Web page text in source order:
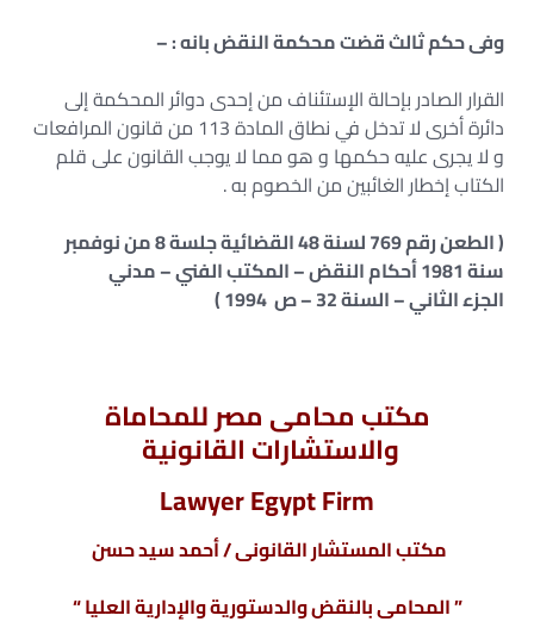
وفى حكم ثالث قضت محكمة النقض بانه : –
القرار الصادر بإحالة الإستئناف من إحدى دوائر المحكمة إلى
دائرة أخرى لا تدخل في نطاق المادة 113 من قانون المرافعات
و لا يجرى عليه حكمها و هو مما لا يوجب القانون على قلم
الكتاب إخطار الغائبين من الخصوم به .
( الطعن رقم 769 لسنة 48 القضائية جلسة 8 من نوفمبر
سنة 1981 أحكام النقض – المكتب الفني – مدني
الجزء الثاني – السنة 32 – ص 1994 )
مكتب محامى مصر للمحاماة
والاستشارات القانونية
Lawyer Egypt Firm
مكتب المستشار القانونى / أحمد سيد حسن
” المحامى بالنقض والدستورية والإدارية العليا “